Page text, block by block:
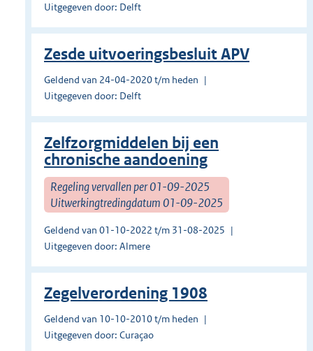
Uitgegeven door: Delft
Zesde uitvoeringsbesluit APV
Geldend van 24-04-2020 t/m heden
Uitgegeven door: Delft
Zelfzorgmiddelen bij een
chronische aandoening
Regeling vervallen per 01-09-2025
Uitwerkingtredingdatum 01-09-2025
Geldend van 01-10-2022 t/m 31-08-2025
Uitgegeven door: Almere
Zegelverordening 1908
Geldend van 10-10-2010 t/m heden
Uitgegeven door: Curaçao